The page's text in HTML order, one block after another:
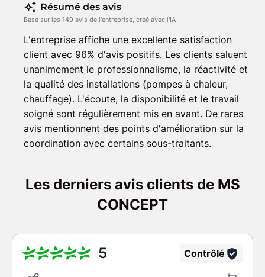
Résumé des avis
Basé sur les 149 avis de l'entreprise, créé avec l'IA
L'entreprise affiche une excellente satisfaction
client avec 96% d'avis positifs. Les clients saluent
unanimement le professionnalisme, la réactivité et
la qualité des installations (pompes à chaleur,
chauffage). L'écoute, la disponibilité et le travail
soigné sont régulièrement mis en avant. De rares
avis mentionnent des points d'amélioration sur la
coordination avec certains sous-traitants.
Les derniers avis clients de MS
CONCEPT
5 Contrôlé